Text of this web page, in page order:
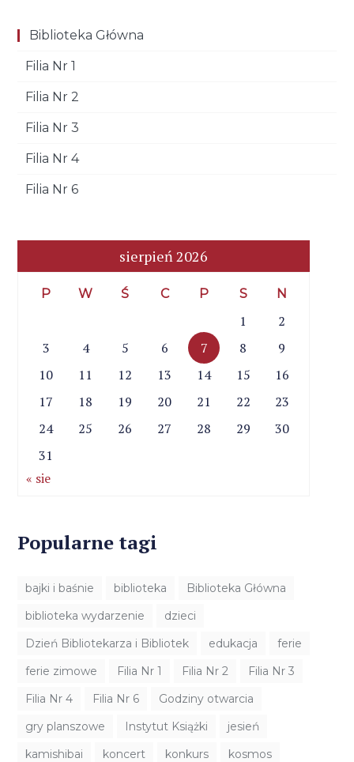
Biblioteka Główna
Filia Nr 1
Filia Nr 2
Filia Nr 3
Filia Nr 4
Filia Nr 6
sierpień 2026
P W Ś C P S N
1
2
3
4 5 6 7 8
9
10
11 12 13 14 15
16
17
18 19 20 21 22
23
24
25 26 27 28 29
30
31
« sie
Popularne tagi
bajki i baśnie biblioteka
Biblioteka Główna
biblioteka wydarzenie
dzieci
Dzień Bibliotekarza i Bibliotek
edukacja
ferie
ferie zimowe
Filia Nr 1 Filia Nr 2
Filia Nr 3
Filia Nr 4
Filia Nr 6
Godziny otwarcia
gry planszowe
Instytut Książki
jesień
kamishibai
koncert konkurs
kosmos